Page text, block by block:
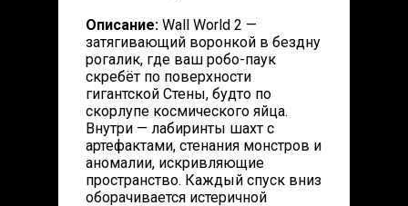
Описание: Wall World 2 —
затягивающий воронкой в бездну
рогалик, где ваш робо-паук
скребёт по поверхности
гигантской Стены, будто по
скорлупе космического яйца.
Внутри — лабиринты шахт с
артефактами, стенания монстров и
аномалии, искривляющие
пространство. Каждый спуск вниз
оборачивается истеричной